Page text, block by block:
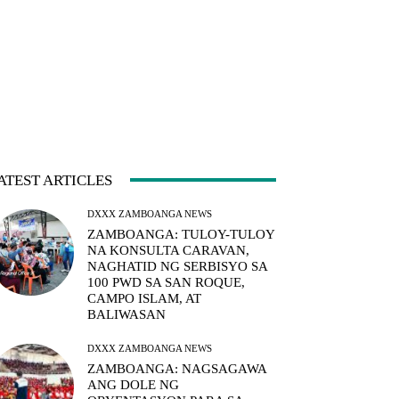
ARTICLES
DXXX ZAMBOANGA NEWS
ZAMBOANGA: TULOY-TULOY
NA KONSULTA CARAVAN,
NAGHATID NG SERBISYO SA
100 PWD SA SAN ROQUE,
CAMPO ISLAM, AT
BALIWASAN
DXXX ZAMBOANGA NEWS
ZAMBOANGA: NAGSAGAWA
ANG DOLE NG